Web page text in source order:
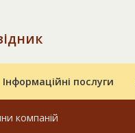
Інформаційні послуги
компаній